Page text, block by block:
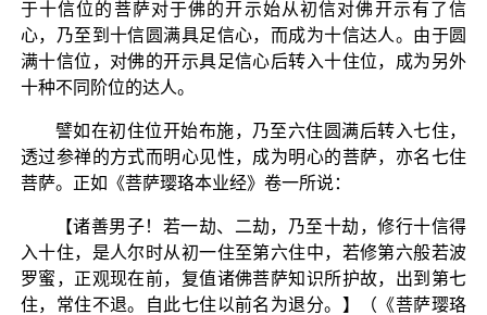
于十信位的菩萨对于佛的开示始从初信对佛开示有了信
心，乃至到十信圆满具足信心，而成为十信达人。由于圆
满十信位，对佛的开示具足信心后转入十住位，成为另外
十种不同阶位的达人。
譬如在初住位开始布施，乃至六住圆满后转入七住，
透过参禅的方式而明心见性，成为明心的菩萨，亦名七住
菩萨。正如《菩萨璎珞本业经》卷一所说：
【诸善男子！若一劫、二劫，乃至十劫，修行十信得
入十住，是人尔时从初一住至第六住中，若修第六般若波
罗蜜，正观现在前，复值诸佛菩萨知识所护故，出到第七
住，常住不退。自此七住以前名为退分。】（《菩萨璎珞